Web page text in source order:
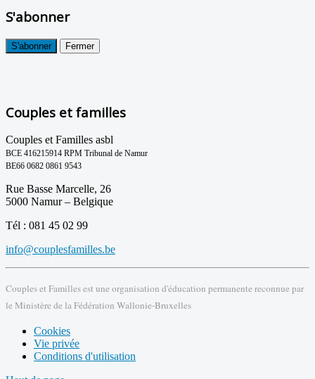
S'abonner
S'abonner Fermer
Couples et familles
Couples et Familles asbl
BCE 416215914 RPM Tribunal de Namur
BE66 0682 0861 9543
Rue Basse Marcelle, 26
5000 Namur – Belgique
Tél : 081 45 02 99
info@couplesfamilles.be
Couples et Familles est une organisation d'éducation permanente reconnue par
le Ministère de la Fédération Wallonie-Bruxelles
Cookies
Vie privée
Conditions d'utilisation